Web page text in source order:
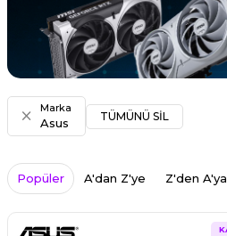
Marka
Asus TÜMÜNÜ SİL
Popüler A'dan Z'ye Z'den A'ya